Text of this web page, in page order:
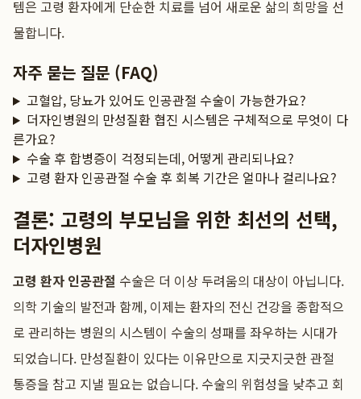
템은 고령 환자에게 단순한 치료를 넘어 새로운 삶의 희망을 선
물합니다.
자주 묻는 질문 (FAQ)
고혈압, 당뇨가 있어도 인공관절 수술이 가능한가요?
더자인병원의 만성질환 협진 시스템은 구체적으로 무엇이 다
른가요?
수술 후 합병증이 걱정되는데, 어떻게 관리되나요?
고령 환자 인공관절 수술 후 회복 기간은 얼마나 걸리나요?
결론: 고령의 부모님을 위한 최선의 선택,
더자인병원
고령 환자 인공관절 수술은 더 이상 두려움의 대상이 아닙니다.
의학 기술의 발전과 함께, 이제는 환자의 전신 건강을 종합적으
로 관리하는 병원의 시스템이 수술의 성패를 좌우하는 시대가
되었습니다. 만성질환이 있다는 이유만으로 지긋지긋한 관절
통증을 참고 지낼 필요는 없습니다. 수술의 위험성을 낮추고 회